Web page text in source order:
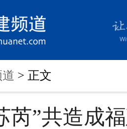
> 正文
芮”共造成